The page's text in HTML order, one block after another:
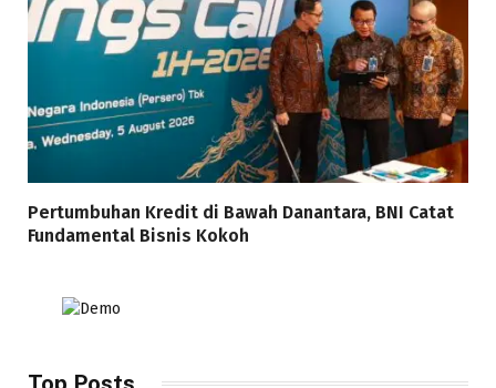
Pertumbuhan Kredit di Bawah Danantara, BNI Catat
Fundamental Bisnis Kokoh